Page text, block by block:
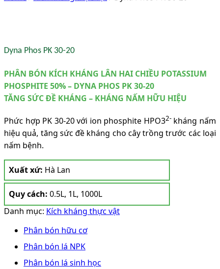
Dyna Phos PK 30-20
PHÂN BÓN KÍCH KHÁNG LÂN HAI CHIỀU POTASSIUM
PHOSPHITE 50% – DYNA PHOS PK 30-20
TĂNG SỨC ĐỀ KHÁNG – KHÁNG NẤM HỮU HIỆU
Phức hợp PK 30-20 với ion phosphite HPO32-kháng nấm
hiệu quả, tăng sức đề kháng cho cây trồng trước các loại
nấm bệnh.
Xuất xứ: Hà Lan
Quy cách: 0.5L, 1L, 1000L
Danh mục: Kích kháng thực vật
Phân bón hữu cơ
Phân bón lá NPK
Phân bón lá sinh học